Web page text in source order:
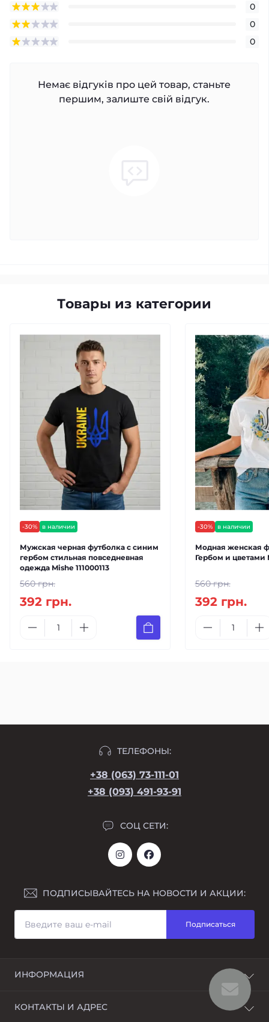
0
0
0
Немає відгуків про цей товар, станьте
першим, залиште свій відгук.
Товары из категории
-30% в наличии
Мужская черная футболка с синим
гербом стильная повседневная
одежда Mishe 111000113
560 грн.
392 грн.
-30% в наличии
Модная женская
Гербом и цветами
560 грн.
392 грн.
ТЕЛЕФОНЫ:
+38 (063) 73-111-01
+38 (093) 491-93-91
СОЦ СЕТИ:
ПОДПИСЫВАЙТЕСЬ НА НОВОСТИ И АКЦИИ:
Подписаться
ИНФОРМАЦИЯ
О магазине
КОНТАКТЫ И АДРЕС